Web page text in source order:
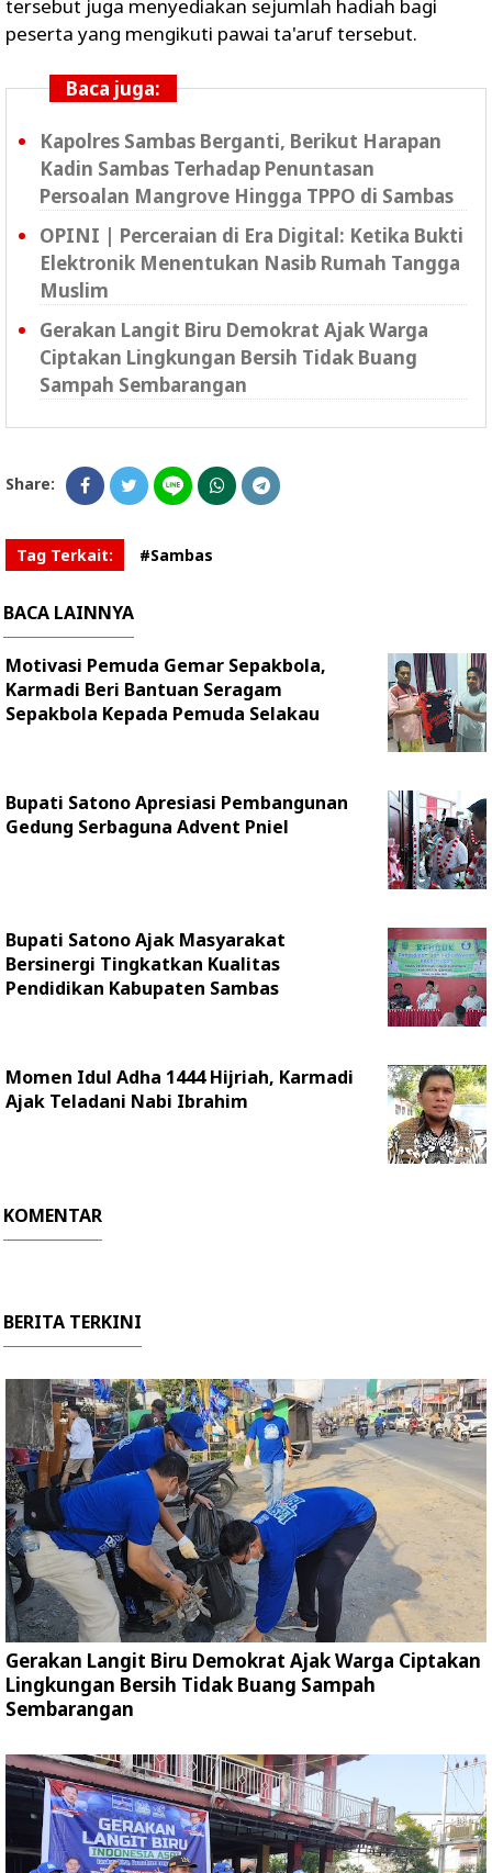
tersebut juga menyediakan sejumlah hadiah bagi
peserta yang mengikuti pawai ta'aruf tersebut.
Baca juga:
Kapolres Sambas Berganti, Berikut Harapan
Kadin Sambas Terhadap Penuntasan
Persoalan Mangrove Hingga TPPO di Sambas
OPINI | Perceraian di Era Digital: Ketika Bukti
Elektronik Menentukan Nasib Rumah Tangga
Muslim
Gerakan Langit Biru Demokrat Ajak Warga
Ciptakan Lingkungan Bersih Tidak Buang
Sampah Sembarangan
Share:
Tag Terkait: #Sambas
BACA LAINNYA
Motivasi Pemuda Gemar Sepakbola,
Karmadi Beri Bantuan Seragam
Sepakbola Kepada Pemuda Selakau
Bupati Satono Apresiasi Pembangunan
Gedung Serbaguna Advent Pniel
Bupati Satono Ajak Masyarakat
Bersinergi Tingkatkan Kualitas
Pendidikan Kabupaten Sambas
Momen Idul Adha 1444 Hijriah, Karmadi
Ajak Teladani Nabi Ibrahim
KOMENTAR
BERITA TERKINI
Gerakan Langit Biru Demokrat Ajak Warga Ciptakan
Lingkungan Bersih Tidak Buang Sampah
Sembarangan